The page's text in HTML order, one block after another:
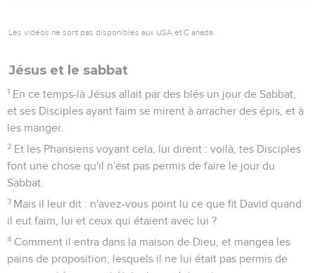
Les vidéos ne sont pas disponibles aux USA et C anada.
Jésus et le sabbat
1 En ce temps-là Jésus allait par des blés un jour de Sabbat,
et ses Disciples ayant faim se mirent à arracher des épis, et à
les manger.
2 Et les Pharisiens voyant cela, lui dirent : voilà, tes Disciples
font une chose qu'il n'est pas permis de faire le jour du
Sabbat.
3 Mais il leur dit : n'avez-vous point lu ce que fit David quand
il eut faim, lui et ceux qui étaient avec lui ?
4 Comment il entra dans la maison de Dieu, et mangea les
pains de proposition, lesquels il ne lui était pas permis de